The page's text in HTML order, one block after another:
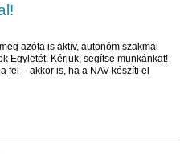
azóta is aktív, autonóm szakmai
Egyletét. Kérjük, segítse munkánkat!
fel – akkor is, ha a NAV készíti el